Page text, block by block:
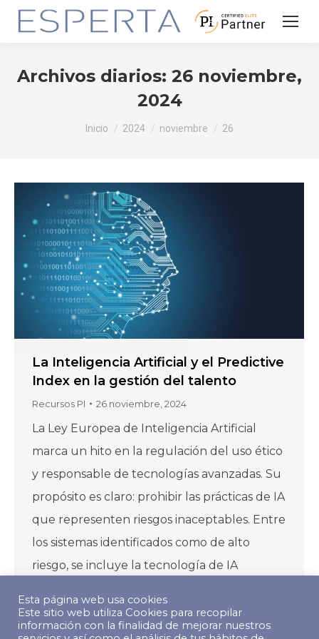
Archivos diarios: 26 noviembre,
2024
Estás aquí:
Inicio 2024 noviembre 26
La Inteligencia Artificial y el Predictive
Index en la gestión del talento
Recursos PI 26 noviembre, 2024
La Ley Europea de Inteligencia Artificial
marca un hito en la regulación del uso ético
y responsable de tecnologías avanzadas. Su
propósito es claro: prohibir las prácticas de IA
que representen riesgos inaceptables. Entre
los sistemas identificados como de alto
riesgo, se incluye la tecnología de IA
Esta página web usa cookies
Este sitio web utiliza Cookies para recopilar
información con la finalidad de mejorar nuestros